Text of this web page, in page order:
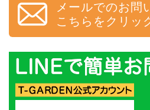
メールでのお問
こちらをクリッ